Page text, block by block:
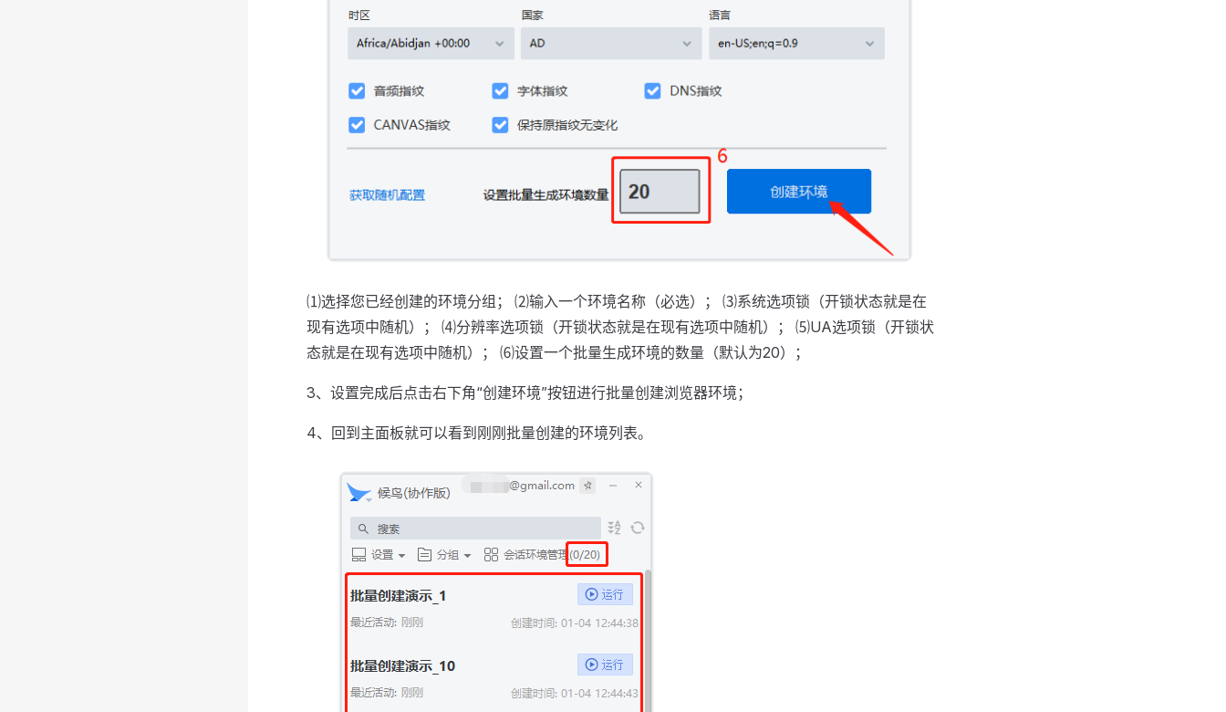
⑴选择您已经创建的环境分组； ⑵输入一个环境名称（必选）； ⑶系统选项锁（开锁状态就是在
现有选项中随机）； ⑷分辨率选项锁（开锁状态就是在现有选项中随机）； ⑸UA选项锁（开锁状
态就是在现有选项中随机）； ⑹设置一个批量生成环境的数量（默认为20）；
3、设置完成后点击右下角“创建环境”按钮进行批量创建浏览器环境；
4、回到主面板就可以看到刚刚批量创建的环境列表。